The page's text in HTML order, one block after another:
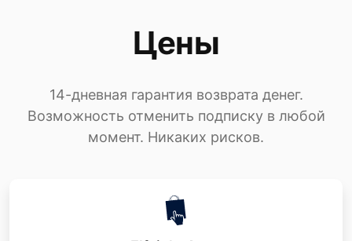
Цены
14-дневная гарантия возврата денег.
Возможность отменить подписку в любой
момент. Никаких рисков.